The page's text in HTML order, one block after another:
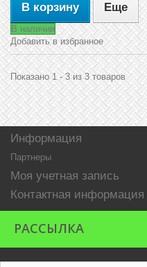
В корзину Еще
В наличии
Добавить в избранное
Показано 1 - 3 из 3 товаров
Информация
Партнеры
Моя учетная запись
Контактная информация
РАССЫЛКА